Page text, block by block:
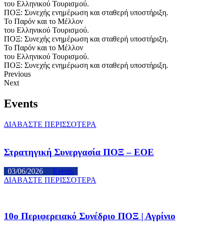
του Ελληνικού Τουρισμού.
ΠΟΞ: Συνεχής ενημέρωση και σταθερή υποστήριξη.
Το Παρόν και το Μέλλον
του Ελληνικού Τουρισμού.
ΠΟΞ: Συνεχής ενημέρωση και σταθερή υποστήριξη.
Το Παρόν και το Μέλλον
του Ελληνικού Τουρισμού.
ΠΟΞ: Συνεχής ενημέρωση και σταθερή υποστήριξη.
Previous
Next
Events
ΔΙΑΒΑΣΤΕ ΠΕΡΙΣΣΟΤΕΡΑ
Στρατηγική Συνεργασία ΠΟΞ – ΕΟΕ
03/06/2026
Events
ΔΙΑΒΑΣΤΕ ΠΕΡΙΣΣΟΤΕΡΑ
10ο Περιφερειακό Συνέδριο ΠΟΞ | Αγρίνιο